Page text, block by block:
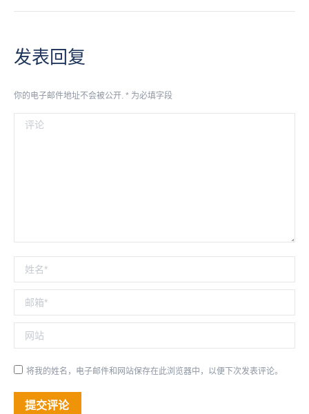
发表回复
你的电子邮件地址不会被公开. * 为必填字段
评论
姓名 *
邮箱 *
网站
将我的姓名，电子邮件和网站保存在此浏览器中，以便下次发表评论。
提交评论